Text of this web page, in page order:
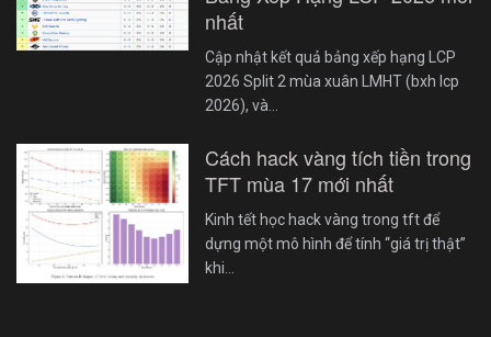
nhất
Cập nhật kết quả bảng xếp hạng LCP
2026 Split 2 mùa xuân LMHT (bxh lcp
2026), và…
Cách hack vàng tích tiền trong
TFT mùa 17 mới nhất
Kinh tết học hack vàng trong tft để
dựng một mô hình để tính “giá trị thật”
khi…